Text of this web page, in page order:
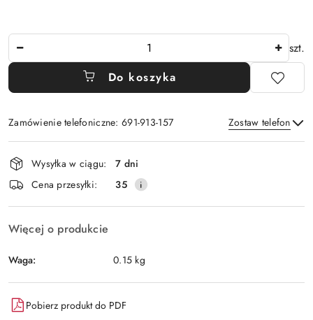
szt.
Do koszyka
Zamówienie telefoniczne: 691-913-157 Zostaw telefon
Wyślij
Dostępność
i
dostawa
Wysyłka w ciągu:
7 dni
Cena przesyłki:
35
Więcej o produkcie
Waga: 0.15 kg
Pobierz produkt do PDF